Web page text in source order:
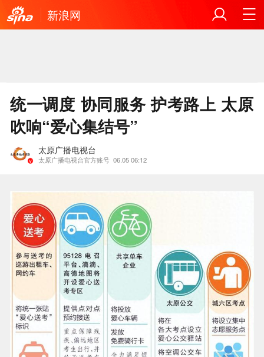
新浪网
统一调度 协同服务 护考路上 太原
吹响“爱心集结号”
太原广播电视台
太原广播电视台官方账号 06.05 06:12